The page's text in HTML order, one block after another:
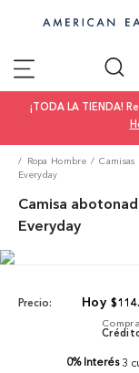
¡TODA LA TIENDA!
Ropa Hombre Camisas
Everyday
Camisa
Everyday
Precio: $114.
0% Interés 3